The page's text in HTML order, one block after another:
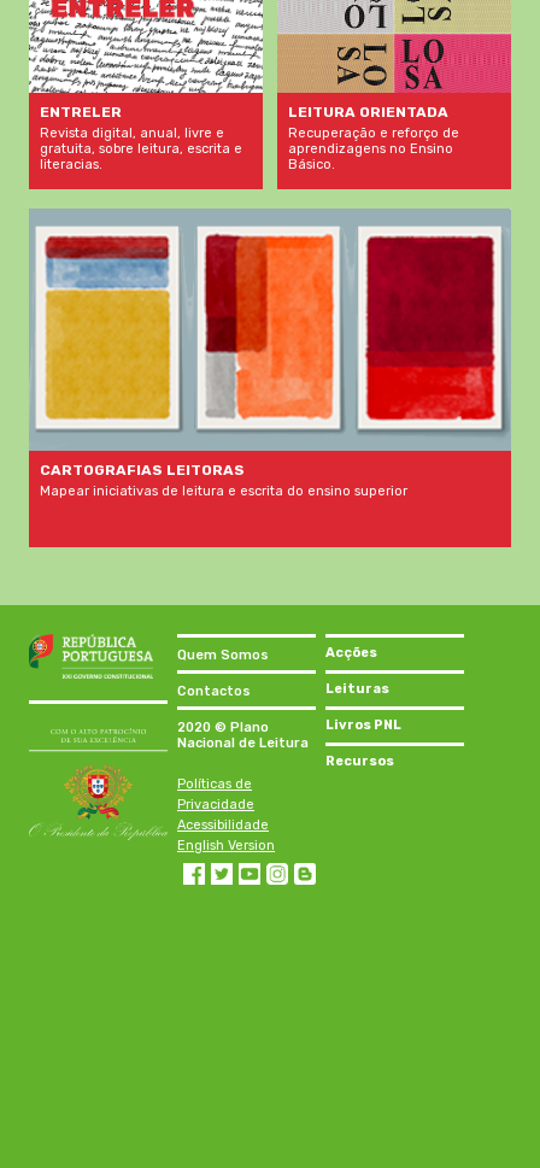
ENTRELER
Revista digital, anual, livre e
gratuita, sobre leitura, escrita e
literacias.
LEITURA ORIENTADA
Recuperação e reforço de
aprendizagens no Ensino
Básico.
CARTOGRAFIAS LEITORAS
Mapear iniciativas de leitura e escrita do ensino superior
Quem Somos
Contactos
2020 © Plano
Nacional de Leitura
Políticas de
Privacidade
Acessibilidade
English Version
Acções
Leituras
Livros PNL
Recursos